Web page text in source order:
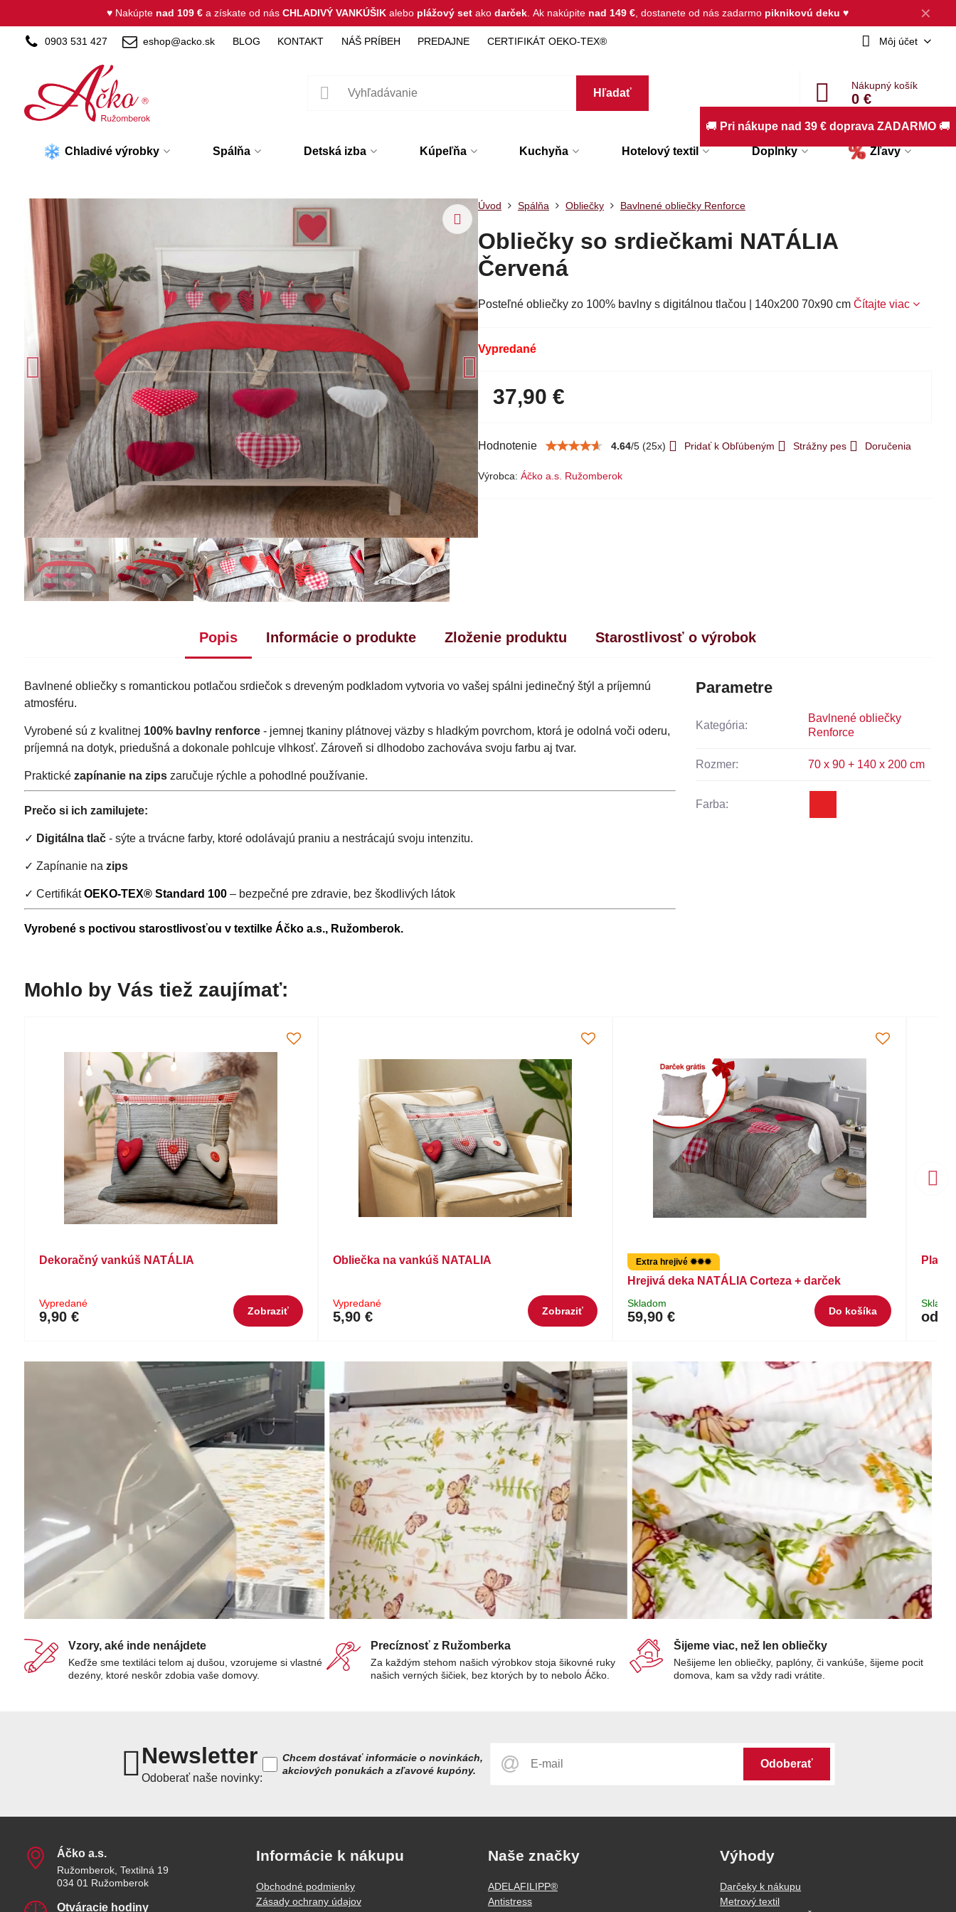
✕
♥ Nakúpte nad 109 € a získate od násCHLADIVÝ VANKÚŠIK alebo plážový set ako darček Ak nakúpite nad 149 € , dostanete od nás zadarmo piknikovú deku♥
0903 531 427 eshop@acko.sk BLOG KONTAKT NÁŠ PRÍBEH PREDAJNE CERTIFIKÁT OEKO-TEX® Môj účet
Hľadať
Nákupný košík
0 €
Chladivé výrobky Spálňa Detská izba Kúpeľňa Kuchyňa Hotelový textil Doplnky Zľavy
Úvod Spálňa Obliečky Bavlnené obliečky Renforce
Obliečky so srdiečkami NATÁLIA
Červená
Posteľné obliečky zo 100% bavlny s digitálnou tlačou | 140x200 70x90 cm Čítajte viac
Vypredané
37,90 €
Hodnotenie 4.64/5(25x) Pridať k Obľúbeným Strážny pes Doručenia
Výrobca: Áčko a.s. Ružomberok
🚚 Pri nákupe nad 39 € doprava ZADARMO 🚚
Popis Informácie o produkte Zloženie produktu Starostlivosť o výrobok
Bavlnené obliečky s romantickou potlačou srdiečok s dreveným podkladom vytvoria vo vašej spálni jedinečný štýl a príjemnú
atmosféru.
Vyrobené sú z kvalitnej 100% bavlny renforce- jemnej tkaniny plátnovej väzby s hladkým povrchom, ktorá je odolná voči oderu,
príjemná na dotyk, priedušná a dokonale pohlcuje vlhkosť. Zároveň si dlhodobo zachováva svoju farbu aj tvar.
Praktické zapínanie na zipszaručuje rýchle a pohodlné používanie.
Prečo si ich zamilujete:
✓ Digitálna tlač- sýte a trvácne farby, ktoré odolávajú praniu a nestrácajú svoju intenzitu.
✓ Zapínanie na zips
✓ CertifikátOEKO-TEX® Standard 100– bezpečné pre zdravie, bez škodlivých látok
Vyrobené s poctivou starostlivosťou v textilke Áčko a.s., Ružomberok.
Parametre
Kategória:
Bavlnené obliečky
Renforce
Rozmer: 70 x 90 + 140 x 200 cm
Farba:
Mohlo by Vás tiež zaujímať:
Dekoračný vankúš NATÁLIA
Vypredané
9,90 € Zobraziť
Obliečka na vankúš NATALIA
Vypredané
5,90 € Zobraziť
Extra hrejivé ✹✹✹
Hrejivá deka NATÁLIA Corteza + darček
Skladom
59,90 € Do košíka od
Vzory, aké inde nenájdete
Keďže sme textiláci telom aj dušou, vzorujeme si vlastné
dezény, ktoré neskôr zdobia vaše domovy.
Precíznosť z Ružomberka
Za každým stehom našich výrobkov stoja šikovné ruky
našich verných šičiek, bez ktorých by to nebolo Áčko.
Šijeme viac, než len obliečky
Nešijeme len obliečky, paplóny, či vankúše, šijeme pocit
domova, kam sa vždy radi vrátite.
Newsletter
Odoberať naše novinky:
Odoberať
Chcem dostávať informácie o novinkách,
akciových ponukách a zľavové kupóny.
Áčko a​.s​.
Ružomberok, Textilná 19
034 01 Ružomberok
Otváracie hodiny
Informácie k nákupu
Obchodné podmienky
Zásady ochrany údajov
Naše značky
ADELAFILIPP®
Antistress
Výhody
Darčeky k nákupu
Metrový textil